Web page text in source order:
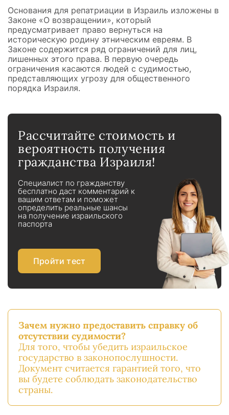
Основания для репатриации в Израиль изложены в
Законе «О возвращении», который
предусматривает право вернуться на
историческую родину этническим евреям. В
Законе содержится ряд ограничений для лиц,
лишенных этого права. В первую очередь
ограничения касаются людей с судимостью,
представляющих угрозу для общественного
порядка Израиля.
Рассчитайте стоимость и
вероятность получения
гражданства Израиля!
Специалист по гражданству
бесплатно даст комментарий к
вашим ответам и поможет
определить реальные шансы
на получение израильского
паспорта
Пройти тест
Зачем нужно предоставить справку об
отсутствии судимости?
Для того, чтобы убедить израильское
государство в законопослушности.
Документ считается гарантией того, что
вы будете соблюдать законодательство
страны.